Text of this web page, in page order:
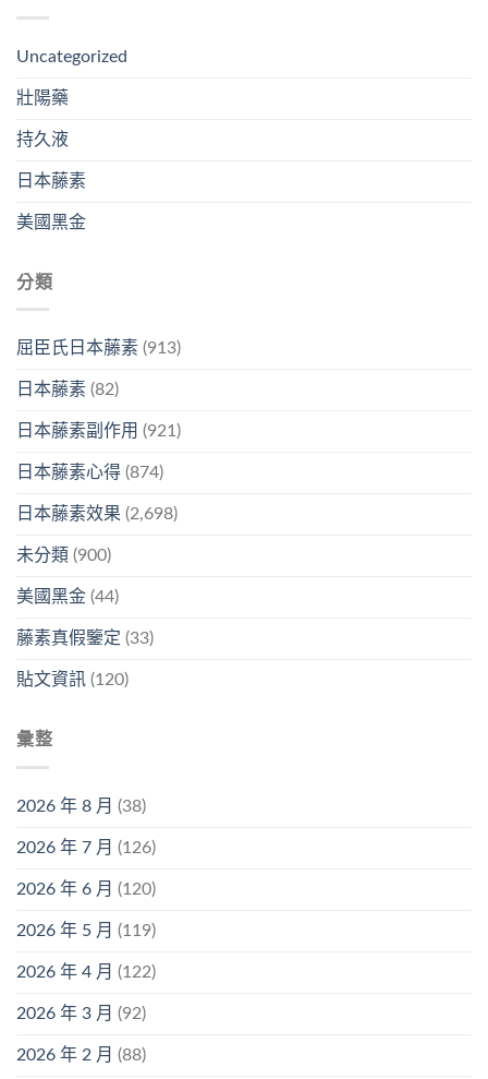
Uncategorized
壯陽藥
持久液
日本藤素
美國黑金
分類
屈臣氏日本藤素 (913)
日本藤素 (82)
日本藤素副作用 (921)
日本藤素心得 (874)
日本藤素效果 (2,698)
未分類 (900)
美國黑金 (44)
藤素真假鑒定 (33)
貼文資訊 (120)
彙整
2026 年 8 月 (38)
2026 年 7 月 (126)
2026 年 6 月 (120)
2026 年 5 月 (119)
2026 年 4 月 (122)
2026 年 3 月 (92)
2026 年 2 月 (88)